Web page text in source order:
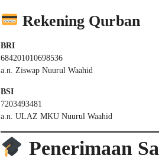
Rekening Qurban
BRI
684201010698536
a.n. Ziswap Nuurul Waahid
BSI
7203493481
a.n. ULAZ MKU Nuurul Waahid
Penerimaan